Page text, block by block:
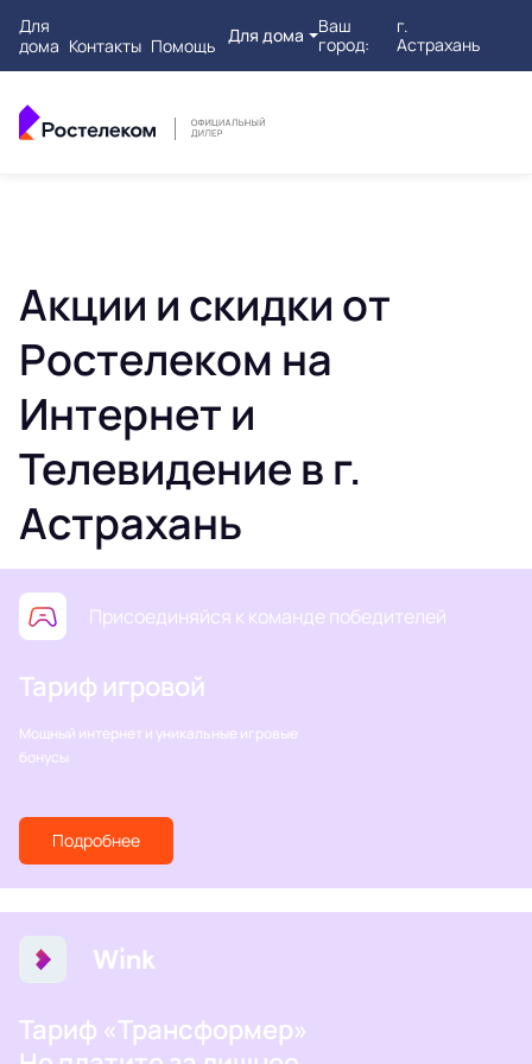
Для
дома Контакты Помощь Для дома
Ваш
город:
г.
Астрахань
Акции и скидки от
Ростелеком на
Интернет и
Телевидение в г.
Астрахань
Присоединяйся к команде победителей
Тариф игровой
Мощный интернет и уникальные игровые
бонусы
Подробнее
Тариф «Трансформер»